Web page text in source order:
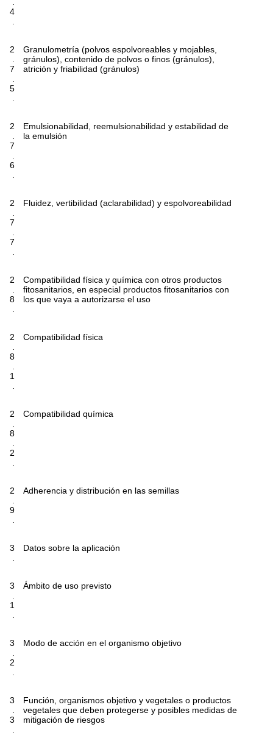
.
4
.
2
.
7
.
5
.
Granulometría (polvos espolvoreables y mojables,
gránulos), contenido de polvos o finos (gránulos),
atrición y friabilidad (gránulos)
2
.
7
.
6
.
Emulsionabilidad, reemulsionabilidad y estabilidad de
la emulsión
2
.
7
.
7
.
Fluidez, vertibilidad (aclarabilidad) y espolvoreabilidad
2
.
8
.
Compatibilidad física y química con otros productos
fitosanitarios, en especial productos fitosanitarios con
los que vaya a autorizarse el uso
2
.
8
.
1
.
Compatibilidad física
2
.
8
.
2
.
Compatibilidad química
2
.
9
.
Adherencia y distribución en las semillas
3
.
Datos sobre la aplicación
3
.
1
.
Ámbito de uso previsto
3
.
2
.
Modo de acción en el organismo objetivo
3
.
3
.
Función, organismos objetivo y vegetales o productos
vegetales que deben protegerse y posibles medidas de
mitigación de riesgos